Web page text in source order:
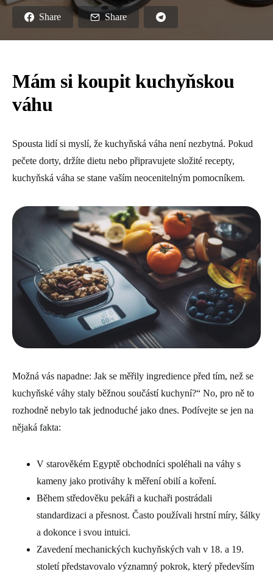
Share Share
Mám si koupit kuchyňskou
váhu
Spousta lidí si myslí, že kuchyňská váha není nezbytná. Pokud
pečete dorty, držíte dietu nebo připravujete složité recepty,
kuchyňská váha se stane vaším neocenitelným pomocníkem.
Možná vás napadne: Jak se měřily ingredience před tím, než se
kuchyňské váhy staly běžnou součástí kuchyní?“ No, pro ně to
rozhodně nebylo tak jednoduché jako dnes. Podívejte se jen na
nějaká fakta:
V starověkém Egyptě obchodníci spoléhali na váhy s
kameny jako protiváhy k měření obilí a koření.
Během středověku pekáři a kuchaři postrádali
standardizaci a přesnost. Často používali hrstní míry, šálky
a dokonce i svou intuici.
Zavedení mechanických kuchyňských vah v 18. a 19.
století představovalo významný pokrok, který především